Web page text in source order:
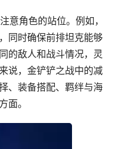
意角色的站位。例如，
同时确保前排坦克能够
的敌人和战斗情况，灵
说，金铲铲之战中的减
、装备搭配、羁绊与海
面。